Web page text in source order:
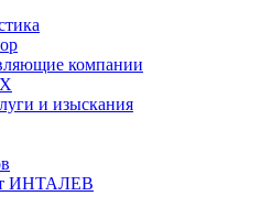
компании
и изыскания
ИНТАЛЕВ